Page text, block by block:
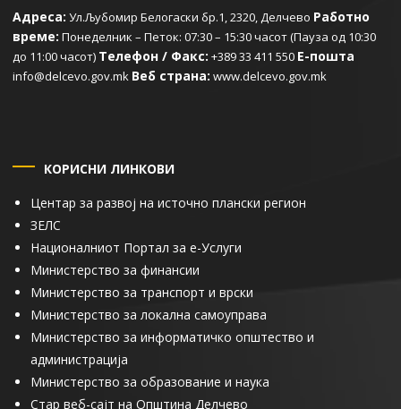
Адреса: Ул.Љубомир Белогаски бр.1, 2320, Делчево Работно
време: Понеделник – Петок: 07:30 – 15:30 часот (Пауза од 10:30
до 11:00 часот) Телефон / Факс: +389 33 411 550 Е-пошта
info@delcevo.gov.mk Веб страна: www.delcevo.gov.mk
КОРИСНИ ЛИНКОВИ
Центар за развој на источно плански регион
ЗЕЛС
Националниот Портал за е-Услуги
Министерство за финансии
Министерство за транспорт и врски
Министерство за локална самоуправа
Министерство за информатичко општество и
администрација
Министерство за образование и наука
Стар веб-сајт на Општина Делчево